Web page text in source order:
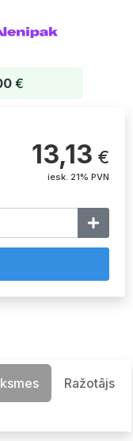
€
13,13 €
iesk. 21% PVN
Ražotājs